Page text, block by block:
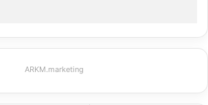
ARKM.marketing